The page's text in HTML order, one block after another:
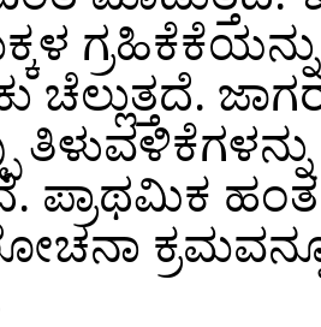
ಚೆಲ್ಲುತ್ತದೆ.
ಪ್ರಾಥಮಿಕ